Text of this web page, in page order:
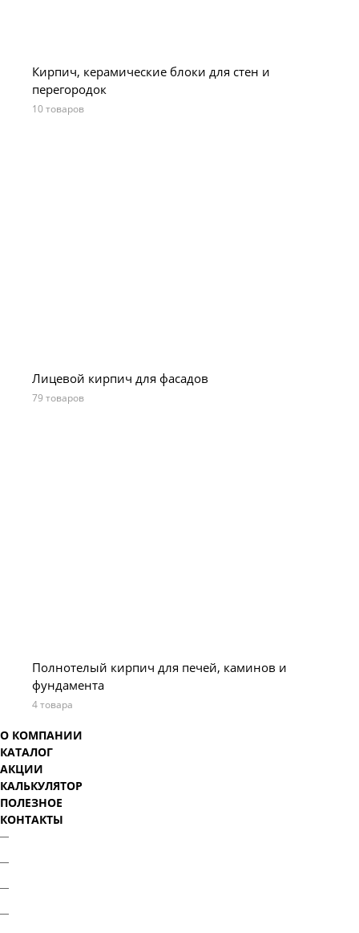
Кирпич, керамические блоки для стен и
перегородок
10 товаров
Лицевой кирпич для фасадов
79 товаров
Полнотелый кирпич для печей, каминов и
фундамента
4 товара
О КОМПАНИИ
КАТАЛОГ
АКЦИИ
КАЛЬКУЛЯТОР
ПОЛЕЗНОЕ
КОНТАКТЫ